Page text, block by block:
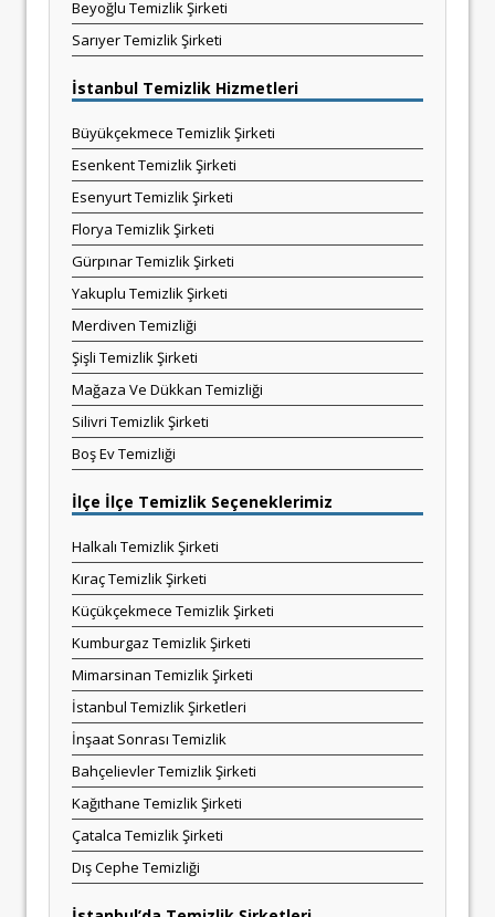
Beyoğlu Temizlik Şirketi
Sarıyer Temizlik Şirketi
İstanbul Temizlik Hizmetleri
Büyükçekmece Temizlik Şirketi
Esenkent Temizlik Şirketi
Esenyurt Temizlik Şirketi
Florya Temizlik Şirketi
Gürpınar Temizlik Şirketi
Yakuplu Temizlik Şirketi
Merdiven Temizliği
Şişli Temizlik Şirketi
Mağaza Ve Dükkan Temizliği
Silivri Temizlik Şirketi
Boş Ev Temizliği
İlçe İlçe Temizlik Seçeneklerimiz
Halkalı Temizlik Şirketi
Kıraç Temizlik Şirketi
Küçükçekmece Temizlik Şirketi
Kumburgaz Temizlik Şirketi
Mimarsinan Temizlik Şirketi
İstanbul Temizlik Şirketleri
İnşaat Sonrası Temizlik
Bahçelievler Temizlik Şirketi
Kağıthane Temizlik Şirketi
Çatalca Temizlik Şirketi
Dış Cephe Temizliği